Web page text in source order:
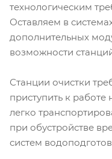
технологическим
Оставляем в
дополнительных
возможности
Станции очистки
приступить к
легко
при обустройстве
систем